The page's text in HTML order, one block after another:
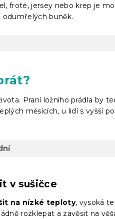
froté, jersey nebo krep je
odumřelých buněk.
Praní ložního prádla by
měsících, u lidí s vyšší
v sušičce
na nízké teploty, vysoká
rozklepat a zavěsit na